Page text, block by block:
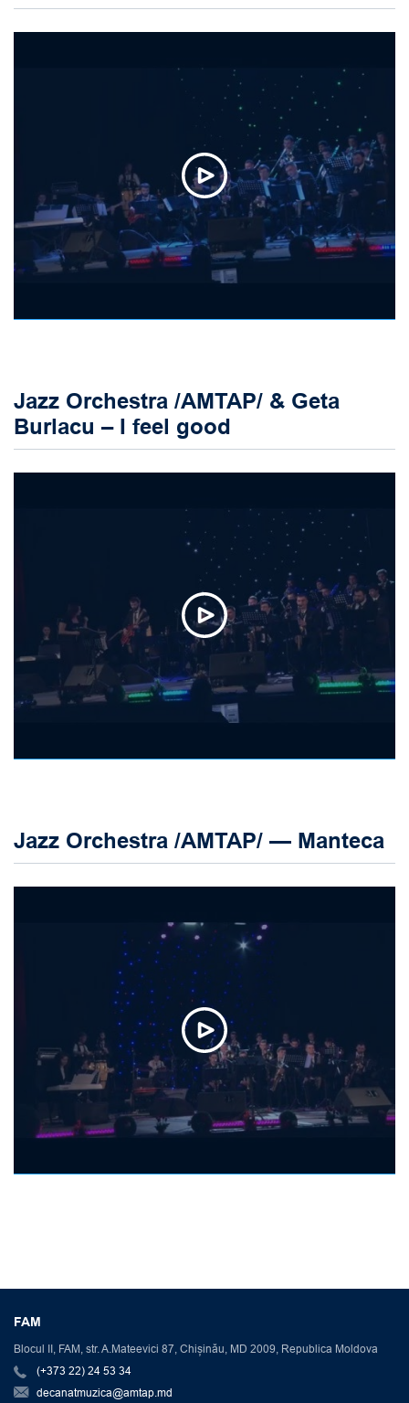
Jazz Orchestra /AMTAP/ & Geta
Burlacu – I feel good
Jazz Orchestra /AMTAP/ — Manteca
FAM
Blocul II, FAM, str. A.Mateevici 87, Chișinău, MD 2009, Republica Moldova
(+373 22) 24 53 34
decanatmuzica@amtap.md